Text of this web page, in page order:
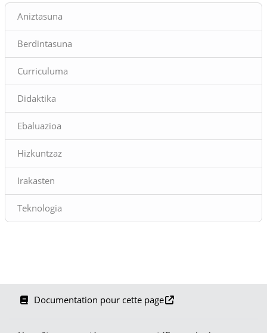
Blocs
Aniztasuna
Berdintasuna
Curriculuma
Didaktika
Ebaluazioa
Hizkuntzaz
Irakasten
Teknologia
Documentation pour cette page